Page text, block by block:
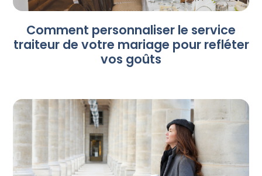
Comment personnaliser le service
traiteur de votre mariage pour refléter
vos goûts